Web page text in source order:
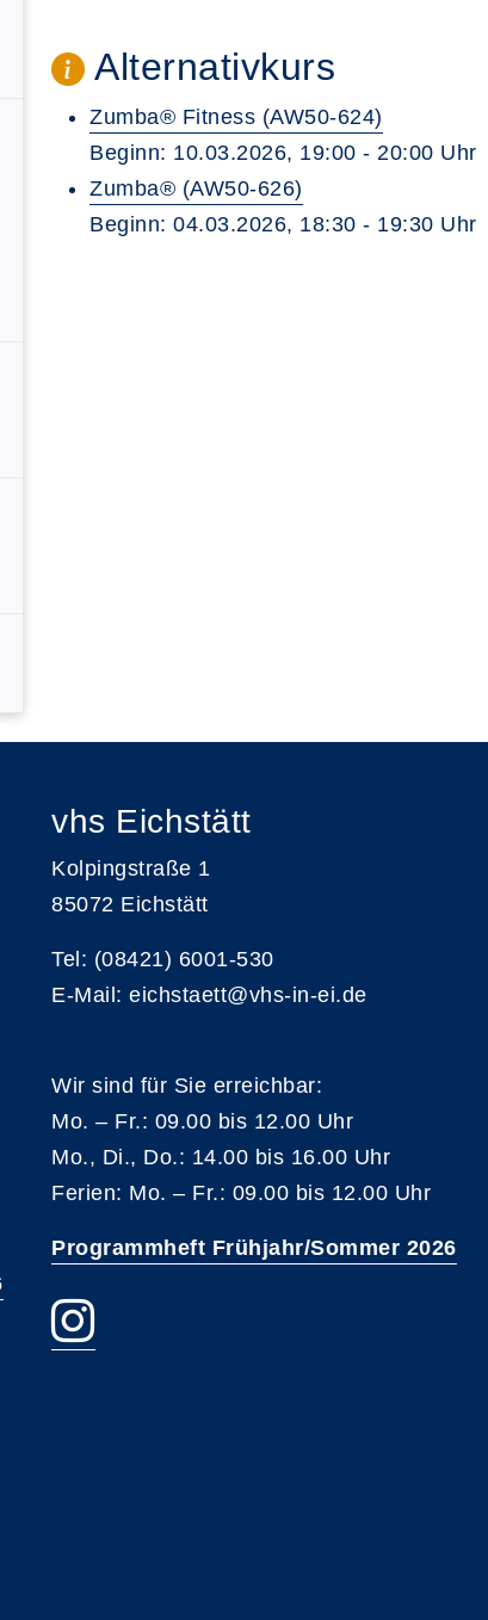
Alternativkurs
Zumba® Fitness (AW50-624)
Beginn: 10.03.2026, 19:00 - 20:00 Uhr
Zumba® (AW50-626)
Beginn: 04.03.2026, 18:30 - 19:30 Uhr
vhs Eichstätt
Kolpingstraße 1
85072 Eichstätt
Tel: (08421) 6001-530
E-Mail: eichstaett@vhs-in-ei.de
Wir sind für Sie erreichbar:
Mo. – Fr.: 09.00 bis 12.00 Uhr
Mo., Di., Do.: 14.00 bis 16.00 Uhr
Ferien: Mo. – Fr.: 09.00 bis 12.00 Uhr
Programmheft Frühjahr/Sommer 2026